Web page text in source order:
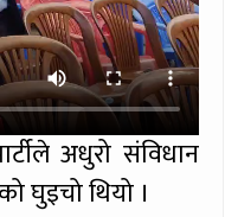
अधुरो संविधान
घुइचो थियो ।